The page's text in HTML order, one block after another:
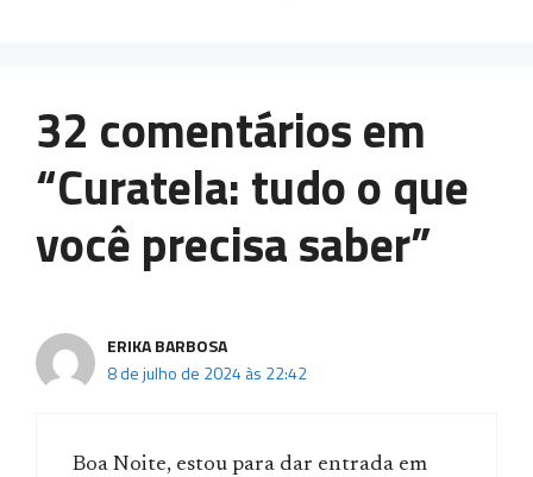
32 comentários em
“Curatela: tudo o que
você precisa saber”
ERIKA BARBOSA
8 de julho de 2024 às 22:42
Boa Noite, estou para dar entrada em